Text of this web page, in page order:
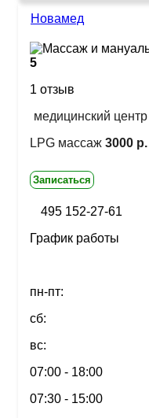
Новамед
5
1 отзыв
медицинский центр
LPG массаж 3000 р.
Записаться
495 152-27-61
График работы
пн-пт:
сб:
вс:
07:00 - 18:00
07:30 - 15:00